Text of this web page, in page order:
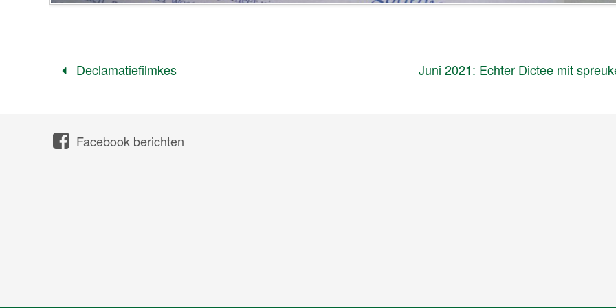
Declamatiefilmkes Juni 2021: Echter Dictee mit
Facebook berichten